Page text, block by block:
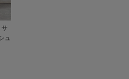
サ
ュ